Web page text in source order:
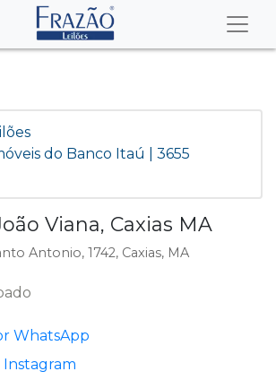
do Banco Itaú | 3655
Viana, Caxias MA
Antonio, 1742, Caxias, MA
WhatsApp
Instagram